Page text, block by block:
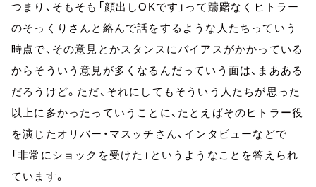
つまり、そもそも「顔出しOKです」って躊躇なくヒトラー
のそっくりさんと絡んで話をするような人たちっていう
時点で、その意見とかスタンスにバイアスがかかっている
からそういう意見が多くなるんだっていう面は、まあある
だろうけど。ただ、それにしてもそういう人たちが思った
以上に多かったっていうことに、たとえばそのヒトラー役
を演じたオリバー・マスッチさん、インタビューなどで
「非常にショックを受けた」というようなことを答えられ
ています。